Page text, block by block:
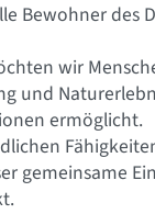
Bewohner des
wir
und
ermöglicht.
gemeinsame